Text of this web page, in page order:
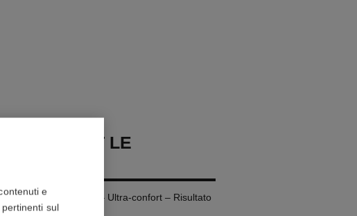
LE TEINT LE
a Copertura Totale – Ultra-confort – Risultato
e
sul